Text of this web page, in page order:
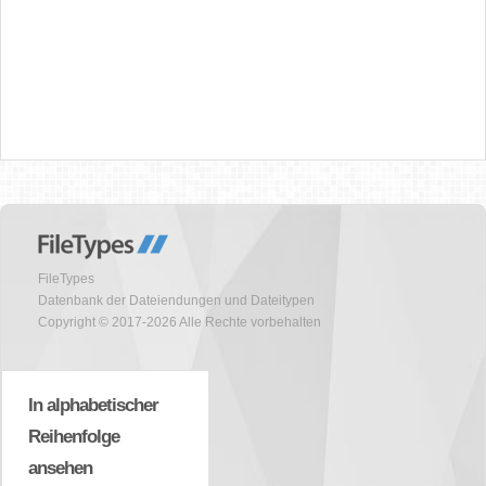
FileTypes
Datenbank der Dateiendungen und Dateitypen
Copyright © 2017-2026 Alle Rechte vorbehalten
In alphabetischer
Reihenfolge
ansehen